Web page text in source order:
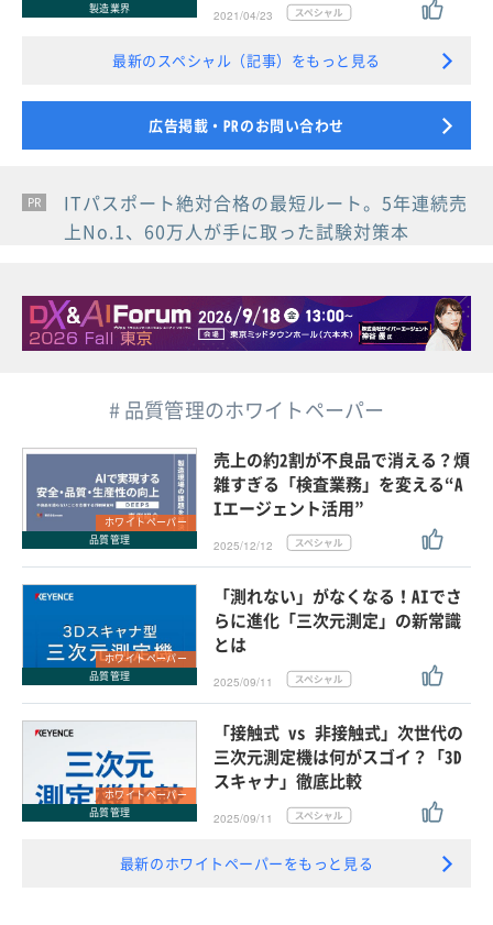
製造業界 2021/04/23
最新のスペシャル（記事）をもっと見る
広告掲載・PRのお問い合わせ
PR
PR
PR
ITパスポート絶対合格の最短ルート。5年連続売
上No.1、60万人が手に取った試験対策本
# 品質管理のホワイトペーパー
ホワイトペーパー
品質管理
売上の約2割が不良品で消える？煩
雑すぎる「検査業務」を変える“A
Iエージェント活用”
2025/12/12
ホワイトペーパー
品質管理
「測れない」がなくなる！AIでさ
らに進化「三次元測定」の新常識
とは
2025/09/11
ホワイトペーパー
品質管理
「接触式 vs 非接触式」次世代の
三次元測定機は何がスゴイ？「3D
スキャナ」徹底比較
2025/09/11
最新のホワイトペーパーをもっと見る